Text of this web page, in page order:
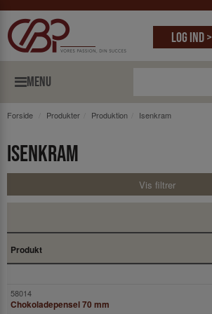
Log ind >
MENU
Forside Produkter Produktion Isenkram
Isenkram
Vis filtrer
Produkt
Chokoladepensel 70 mm